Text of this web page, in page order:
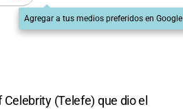
Agregar a tus medios preferidos en Google
(Telefe) que dio el